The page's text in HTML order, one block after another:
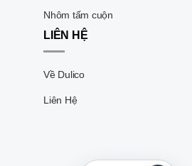
Nhôm tấm cuộn
LIÊN HỆ
Về Dulico
Liên Hệ